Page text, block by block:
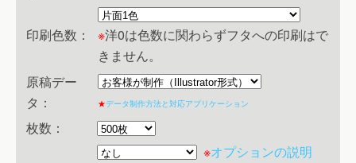
印刷色数： ※洋0は色数に関わらずフタへの印刷はで
きません。
原稿デー
タ：
★データ制作方法と対応アプリケーション
枚数：
※オプションの説明